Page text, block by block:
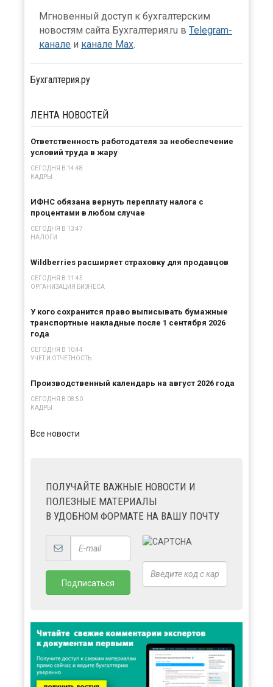
Мгновенный доступ к бухгалтерским
новостям сайта Бухгалтерия.ru в Telegram-
канале и канале Max.
Бухгалтерия.ру
ЛЕНТА НОВОСТЕЙ
Ответственность работодателя за необеспечение
условий труда в жару
СЕГОДНЯ В 14:48
КАДРЫ
ИФНС обязана вернуть переплату налога с
процентами в любом случае
СЕГОДНЯ В 13:47
НАЛОГИ
Wildberries расширяет страховку для продавцов
СЕГОДНЯ В 11:45
ОРГАНИЗАЦИЯ БИЗНЕСА
У кого сохранится право выписывать бумажные
транспортные накладные после 1 сентября 2026
года
СЕГОДНЯ В 10:44
УЧЕТ И ОТЧЕТНОСТЬ
Производственный календарь на август 2026 года
СЕГОДНЯ В 08:50
КАДРЫ
Все новости
ПОЛУЧАЙТЕ ВАЖНЫЕ НОВОСТИ И
ПОЛЕЗНЫЕ МАТЕРИАЛЫ
В УДОБНОМ ФОРМАТЕ НА ВАШУ ПОЧТУ